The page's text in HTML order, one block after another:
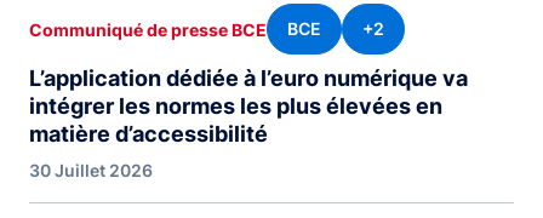
L’application dédiée à l’euro numérique va
intégrer les normes les plus élevées en
matière d’accessibilité
Communiqué de presse BCE BCE +2
30 Juillet 2026